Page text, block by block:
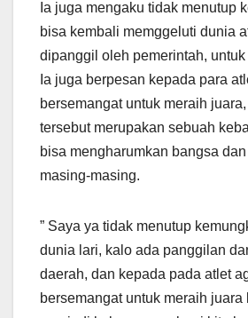
Ia juga mengaku tidak menutup
bisa kembali memggeluti dunia
dipanggil oleh pemerintah,
Ia juga berpesan kepada para
bersemangat untuk meraih juara,
tersebut merupakan sebuah
bisa mengharumkan bangsa
masing-masing.
” Saya ya tidak menutup
dunia lari, kalo ada panggilan
daerah, dan kepada pada atlet
bersemangat untuk meraih juara